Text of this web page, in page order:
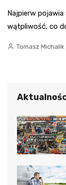
Najpierw
wątpliwość, co
Tomasz Michalik